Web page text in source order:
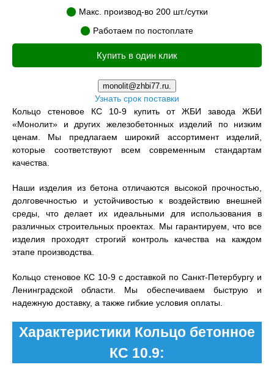
Макс. производ-во 200 шт./сутки
Работаем по постоплате
Купить в один клик
monolit@zhbi77.ru.
Узнать срок поставки
Кольцо стеновое КС 10-9 купить от ЖБИ завода ЖБИ
«Монолит» и других железобетонных изделий по низким
ценам. Мы предлагаем широкий ассортимент изделий,
которые соответствуют всем современным стандартам
качества.
Наши изделия из бетона отличаются высокой прочностью,
долговечностью и устойчивостью к воздействию внешней
среды, что делает их идеальными для использования в
различных строительных проектах. Мы гарантируем, что все
изделия проходят строгий контроль качества на каждом
этапе производства.
Кольцо стеновое КС 10-9 с доставкой по Санкт-Петербургу и
Ленинградской области. Мы обеспечиваем быструю и
надежную доставку, а также гибкие условия оплаты.
Характеристики Кольцо бетонное
КС 10.9: